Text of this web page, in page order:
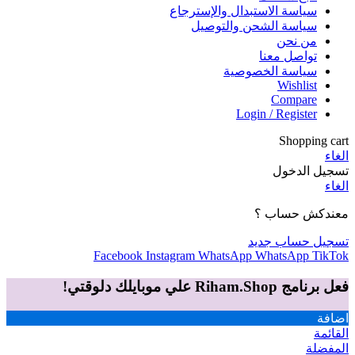
سياسة الاستبدال والإسترجاع
سياسة الشحن والتوصيل
من نحن
تواصل معنا
سياسة الخصوصية
Wishlist
Compare
Login / Register
Shopping cart
الغاء
تسجيل الدخول
الغاء
معندكش حساب ؟
تسجيل حساب جديد
Facebook Instagram WhatsApp WhatsApp TikTok
فعل برنامج Riham.Shop علي موبايلك دلوقتي!
اضافة
القائمة
المفضلة